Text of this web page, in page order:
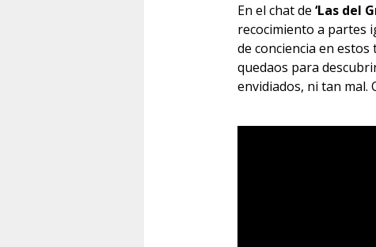
En el chat de ‘Las del
recocimiento a partes
de conciencia en estos
quedaos para
envidiados, ni tan mal.